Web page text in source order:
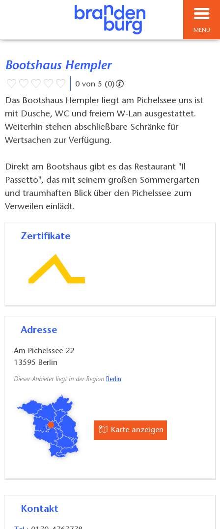
MENÜ
Bootshaus Hempler
0 von 5 (0)
Das Bootshaus Hempler liegt am Pichelssee uns ist
mit Dusche, WC und freiem W-Lan ausgestattet.
Weiterhin stehen abschließbare Schränke für
Wertsachen zur Verfügung.
Direkt am Bootshaus gibt es das Restaurant "Il
Passetto", das mit seinem großen Sommergarten
und traumhaften Blick über den Pichelssee zum
Verweilen einlädt.
Zertifikate
Adresse
Am Pichelssee 22
13595 Berlin
Dieser Anbieter liegt in der Region Berlin
Karte anzeigen
Kontakt